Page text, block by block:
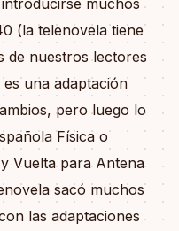
muchos
(la telenovela tiene
de nuestros lectores
una adaptación
pero luego lo
Física o
Vuelta para Antena
sacó muchos
las adaptaciones